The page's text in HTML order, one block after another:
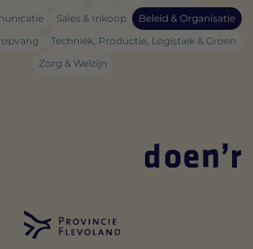
Sales & Inkoop
Beleid & Organisatie
Techniek, Productie, Logistiek & Groen
Zorg & Welzijn